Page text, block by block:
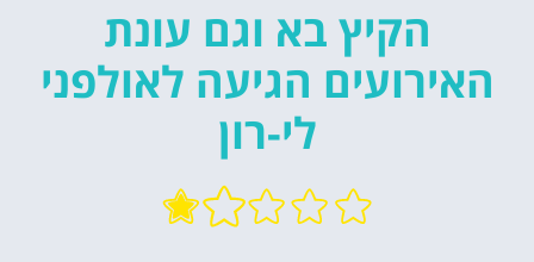
הקיץ בא וגם עונת
האירועים הגיעה לאולפני
לי-רון